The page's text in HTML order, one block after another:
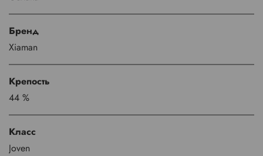
Бренд
Xiaman
Крепость
44 %
Класс
Joven